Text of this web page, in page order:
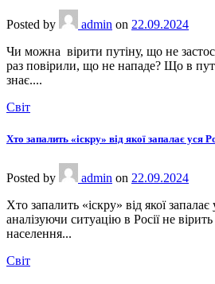
Posted by admin on 22.09.2024
Чи можна вірити путіну, що не
раз повірили, що не нападе? Що в
знає....
Світ
Хто запалить «іскру» від якої запалає уся
Posted by admin on 22.09.2024
Хто запалить «іскру» від якої
аналізуючи ситуацію в Росії не
населення...
Світ